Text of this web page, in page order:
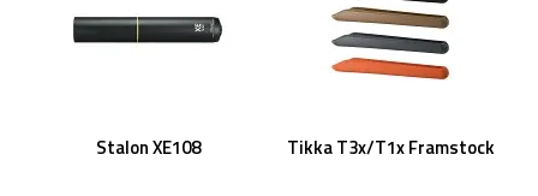
Stalon XE108 Tikka T3x/T1x Framstock